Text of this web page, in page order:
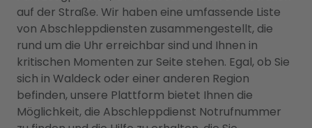
auf der Straße. Wir haben eine umfassende Liste
von Abschleppdiensten zusammengestellt, die
rund um die Uhr erreichbar sind und Ihnen in
kritischen Momenten zur Seite stehen. Egal, ob Sie
sich in Waldeck oder einer anderen Region
befinden, unsere Plattform bietet Ihnen die
Möglichkeit, die Abschleppdienst Notrufnummer